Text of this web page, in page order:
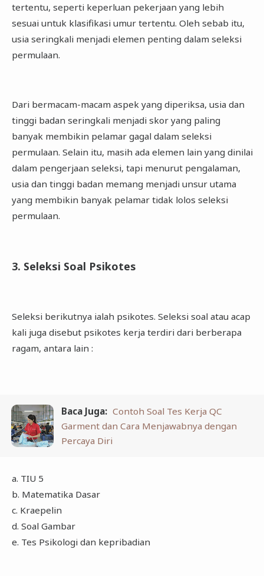
tertentu, seperti keperluan pekerjaan yang lebih
sesuai untuk klasifikasi umur tertentu. Oleh sebab itu,
usia seringkali menjadi elemen penting dalam seleksi
permulaan.
Dari bermacam-macam aspek yang diperiksa, usia dan
tinggi badan seringkali menjadi skor yang paling
banyak membikin pelamar gagal dalam seleksi
permulaan. Selain itu, masih ada elemen lain yang dinilai
dalam pengerjaan seleksi, tapi menurut pengalaman,
usia dan tinggi badan memang menjadi unsur utama
yang membikin banyak pelamar tidak lolos seleksi
permulaan.
3. Seleksi Soal Psikotes
Seleksi berikutnya ialah psikotes. Seleksi soal atau acap
kali juga disebut psikotes kerja terdiri dari berberapa
ragam, antara lain :
Baca Juga: Contoh Soal Tes Kerja QC
Garment dan Cara Menjawabnya dengan
Percaya Diri
a. TIU 5
b. Matematika Dasar
c. Kraepelin
d. Soal Gambar
e. Tes Psikologi dan kepribadian